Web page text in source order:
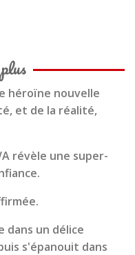
héroïne nouvelle
et de la réalité,
révèle une super-
dans un délice
s'épanouit dans